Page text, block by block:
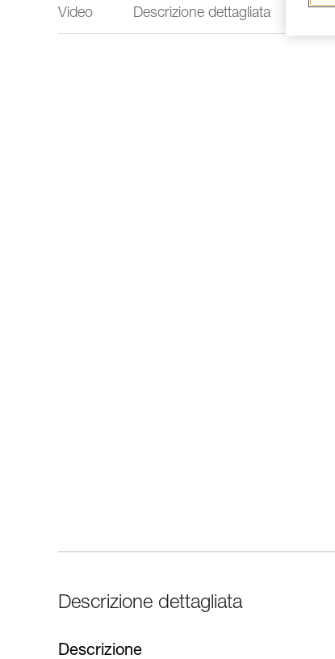
Video Descrizione dettagliata
Descrizione dettagliata
Descrizione